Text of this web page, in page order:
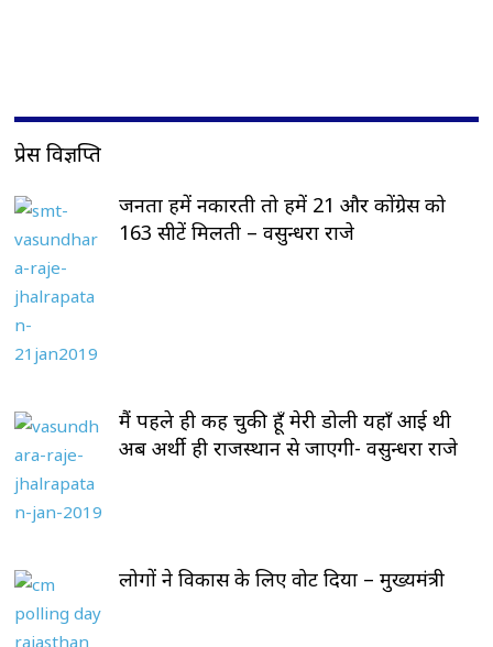
प्रेस विज्ञप्ति
जनता हमें नकारती तो हमें 21 और कोंग्रेस को
163 सीटें मिलती – वसुन्धरा राजे
मैं पहले ही कह चुकी हूँ मेरी डोली यहाँ आई थी
अब अर्थी ही राजस्थान से जाएगी- वसुन्धरा राजे
लोगों ने विकास के लिए वोट दिया – मुख्यमंत्री